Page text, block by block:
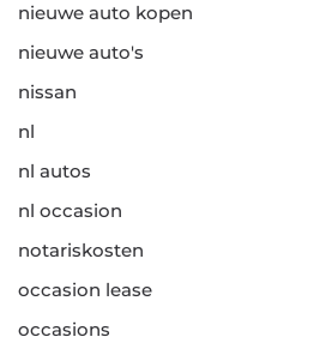
nieuwe auto kopen
nieuwe auto's
nissan
nl
nl autos
nl occasion
notariskosten
occasion lease
occasions